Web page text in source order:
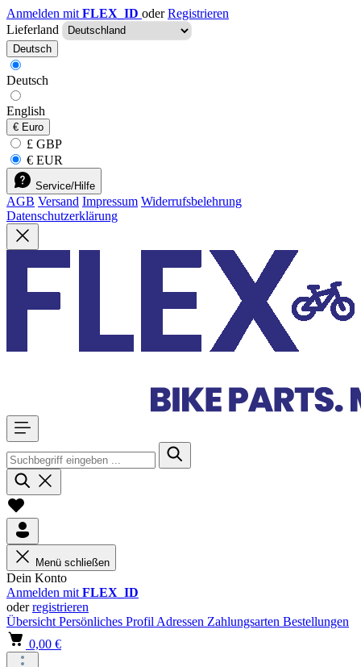
Anmelden mit FLEX_ID oder Registrieren
Lieferland
Deutsch
Deutsch
English
€ Euro
£ GBP
€ EUR
Service/Hilfe
AGB Versand Impressum Widerrufsbelehrung
Datenschutzerklärung
Menü schließen
Dein Konto
Anmelden mit FLEX_ID
oderregistrieren
Übersicht Persönliches Profil Adressen Zahlungsarten Bestellungen
0,00 €